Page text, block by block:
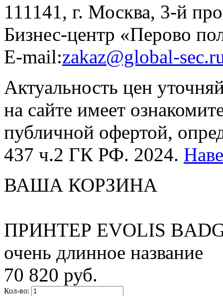
111141, г. Москва, 3-й
Бизнес-центр «Перово
E-mail:zakaz@global-
Актуальность цен
на сайте имеет
публичной офертой,
437 ч.2 ГК РФ. 2024.
ВАША КОРЗИНА
ПРИНТЕР EVOLIS
очень длинное название
70 820 руб.
Кол-во: